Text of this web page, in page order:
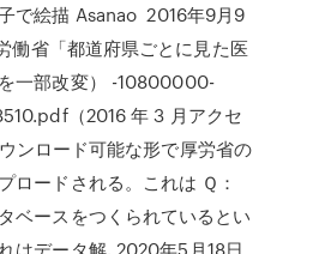
で絵描 Asanao 2016年9月9
働省「都道府県ごとに見た医
一部改変） -10800000-
（2016 年 3 月アクセ
ンロード可能な形で厚労省の
ロードされる。これは Ｑ：
ベースをつくられているとい
はデータ解. 2020年5月18日